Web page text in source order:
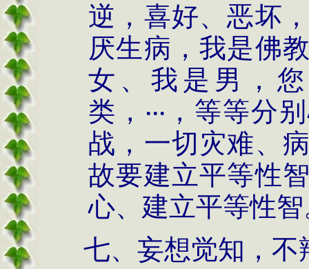
逆，喜好、恶坏
厌生病，我是佛
女、我是男，
类，‧‧‧，等等分
战，一切灾难、
故要建立平等性
心、建立平等性
七、妄想觉知，不